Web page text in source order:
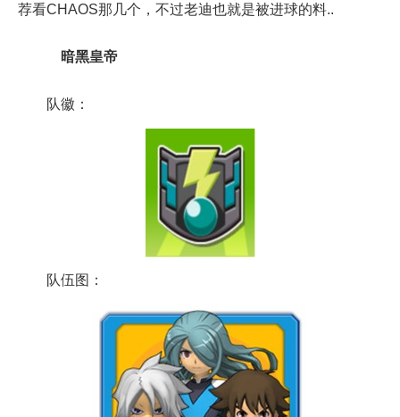
荐看CHAOS那几个，不过老迪也就是被进球的料..
暗黑皇帝
队徽：
队伍图：